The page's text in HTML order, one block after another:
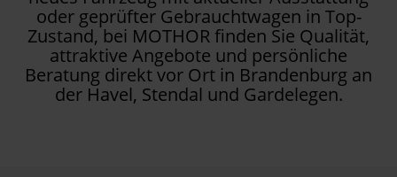
oder geprüfter Gebrauchtwagen in Top-
Zustand, bei MOTHOR finden Sie Qualität,
attraktive Angebote und persönliche
Beratung direkt vor Ort in Brandenburg an
der Havel, Stendal und Gardelegen.